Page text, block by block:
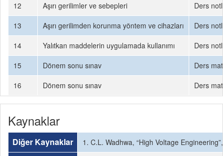
12
Aşırı gerilimler ve sebepleri
Ders
13
Aşırı gerilimden korunma yöntem ve cihazları
Ders
14
Yalıtkan maddelerin uygulamada kullanımı
Ders
15
Dönem sonu sınav
Ders
16
Dönem sonu sınav Ders
Kaynaklar
Diğer Kaynaklar
1. C.L. Wadhwa, “High Voltage